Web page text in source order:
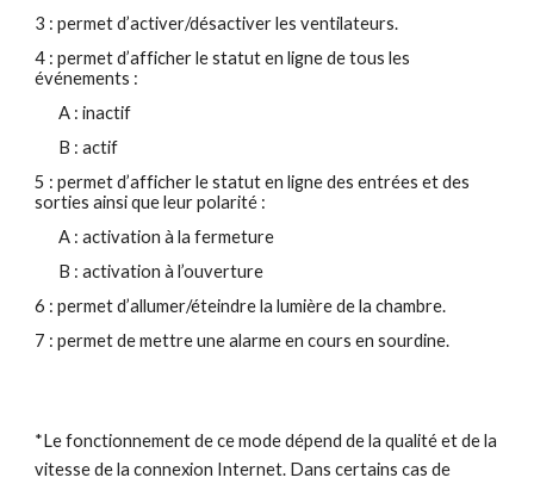
3 : permet d’activer/désactiver les ventilateurs.
4 : permet d’afficher le statut en ligne de tous les
événements :
A : inactif
B : actif
5 : permet d’afficher le statut en ligne des entrées et des
sorties ainsi que leur polarité :
A : activation à la fermeture
B : activation à l’ouverture
6 : permet d’allumer/éteindre la lumière de la chambre.
7 : permet de mettre une alarme en cours en sourdine.
*Le fonctionnement de ce mode dépend de la qualité et de la
vitesse de la connexion Internet. Dans certains cas de